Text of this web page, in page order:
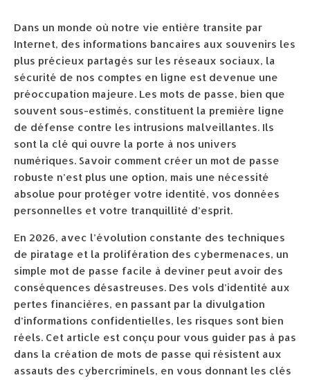
Dans un monde où notre vie entière transite par
Internet, des informations bancaires aux souvenirs les
plus précieux partagés sur les réseaux sociaux, la
sécurité de nos comptes en ligne est devenue une
préoccupation majeure. Les mots de passe, bien que
souvent sous-estimés, constituent la première ligne
de défense contre les intrusions malveillantes. Ils
sont la clé qui ouvre la porte à nos univers
numériques. Savoir comment créer un mot de passe
robuste n’est plus une option, mais une nécessité
absolue pour protéger votre identité, vos données
personnelles et votre tranquillité d’esprit.
En 2026, avec l’évolution constante des techniques
de piratage et la prolifération des cybermenaces, un
simple mot de passe facile à deviner peut avoir des
conséquences désastreuses. Des vols d’identité aux
pertes financières, en passant par la divulgation
d’informations confidentielles, les risques sont bien
réels. Cet article est conçu pour vous guider pas à pas
dans la création de mots de passe qui résistent aux
assauts des cybercriminels, en vous donnant les clés